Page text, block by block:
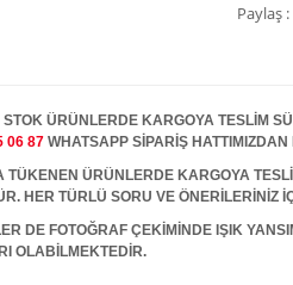
Paylaş :
ÜRÜNLERDE KARGOYA TESLİM
06 87 WHATSAPP SİPARİŞ
ÜRÜNLERDE KARGOYA
HER TÜRLÜ SORU VE
DE FOTOĞRAF ÇEKİMİNDE IŞIK
OLABİLMEKTEDİR.